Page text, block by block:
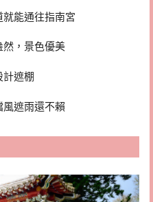
能通往指南宮
然，景色優美
計遮棚
遮雨還不賴